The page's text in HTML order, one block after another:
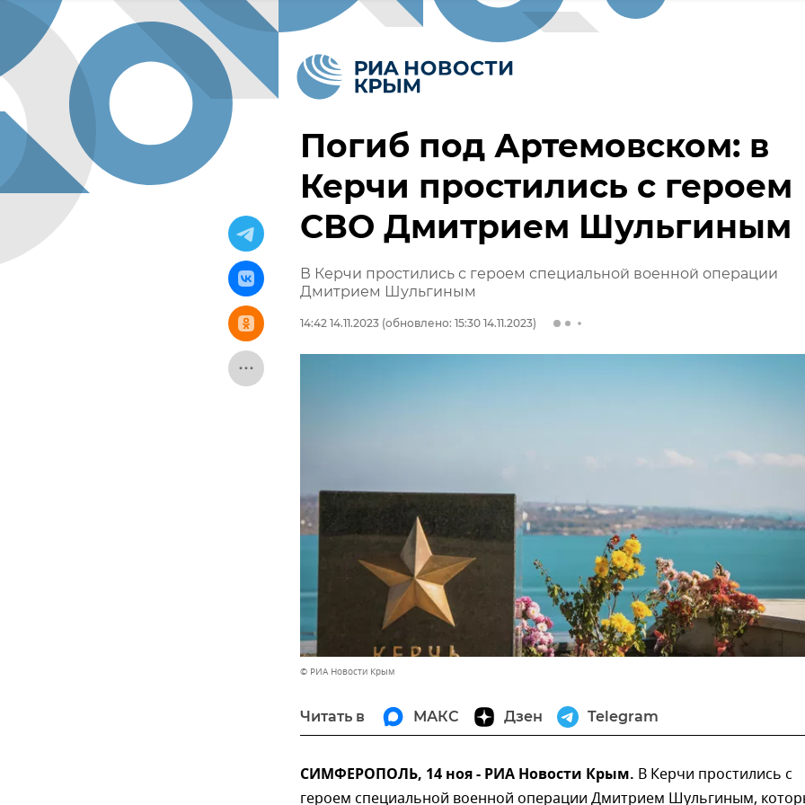
Погиб под Артемовском: в
Керчи простились с героем
СВО Дмитрием Шульгиным
В Керчи простились с героем специальной военной операции
Дмитрием Шульгиным
14:42 14.11.2023 (обновлено: 15:30 14.11.2023)
© РИА Новости Крым
Читать в МАКС Дзен Telegram
СИМФЕРОПОЛЬ, 14 ноя - РИА Новости Крым. В Керчи простились с
героем специальной военной операции Дмитрием Шульгиным,